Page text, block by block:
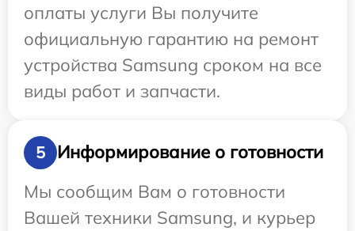
оплаты услуги Вы получите
официальную гарантию на ремонт
устройства Samsung сроком на все
виды работ и запчасти.
5
Информирование о готовности
Мы сообщим Вам о готовности
Вашей техники Samsung, и курьер